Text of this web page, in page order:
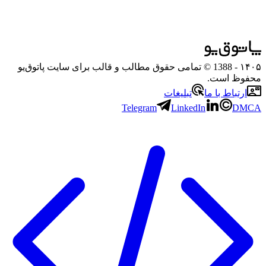
۱۴۰۵
- 1388 © تمامی حقوق مطالب و قالب برای سایت پاتوق‌یو
محفوظ است.
ارتباط با ما
تبلیغات
Telegram
LinkedIn DMCA